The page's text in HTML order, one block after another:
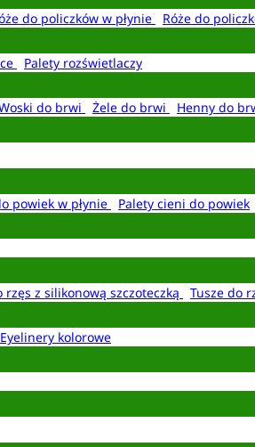
do policzków w płynie
Róże do
Palety rozświetlaczy
do brwi Żele do brwi
Henny do
powiek w płynie
Palety cieni do powiek
rzęs z silikonową szczoteczką
Tusze do
Eyelinery kolorowe